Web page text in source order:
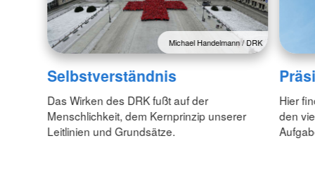
Michael Handelmann / DRK
Selbstverständnis
Das Wirken des DRK fußt auf der
Menschlichkeit, dem Kernprinzip unserer
Leitlinien und Grundsätze.
Hier
den